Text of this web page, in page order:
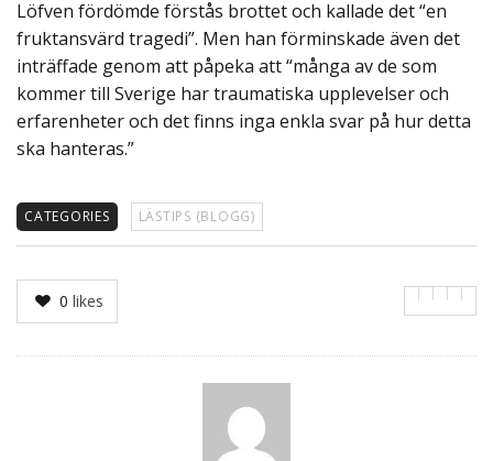
Löfven fördömde förstås brottet och kallade det “en
fruktansvärd tragedi”. Men han förminskade även det
inträffade genom att påpeka att “många av de som
kommer till Sverige har traumatiska upplevelser och
erfarenheter och det finns inga enkla svar på hur detta
ska hanteras.”
CATEGORIES LÄSTIPS (BLOGG)
0 likes